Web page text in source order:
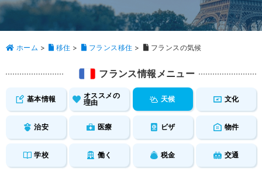
ホーム > 移住 > フランス移住 > フランスの気候
フランス情報メニュー
基本情報 オススメの
理由 天候 文化
治安 医療 ビザ 物件
学校 働く 税金 交通